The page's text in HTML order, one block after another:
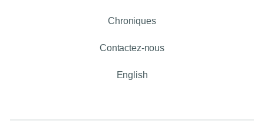
Chroniques
Contactez-nous
English